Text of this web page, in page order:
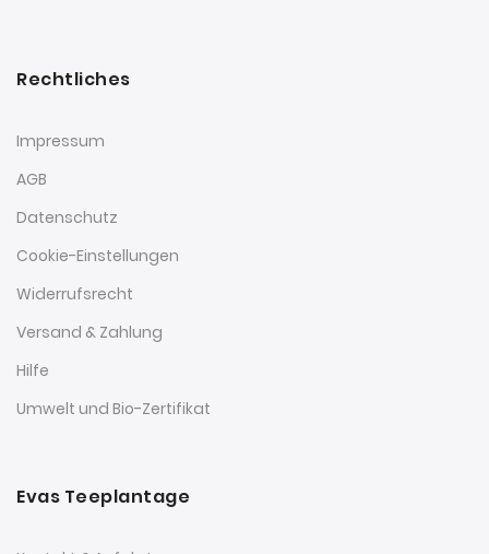
Rechtliches
Impressum
AGB
Datenschutz
Cookie-Einstellungen
Widerrufsrecht
Versand & Zahlung
Hilfe
Umwelt und Bio-Zertifikat
Evas Teeplantage